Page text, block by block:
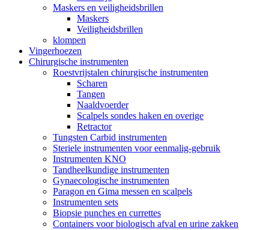
Maskers en veiligheidsbrillen
Maskers
Veiligheidsbrillen
klompen
Vingerhoezen
Chirurgische instrumenten
Roestvrijstalen chirurgische instrumenten
Scharen
Tangen
Naaldvoerder
Scalpels sondes haken en overige
Retractor
Tungsten Carbid instrumenten
Steriele instrumenten voor eenmalig-gebruik
Instrumenten KNO
Tandheelkundige instrumenten
Gynaecologische instrumenten
Paragon en Gima messen en scalpels
Instrumenten sets
Biopsie punches en currettes
Containers voor biologisch afval en urine zakken